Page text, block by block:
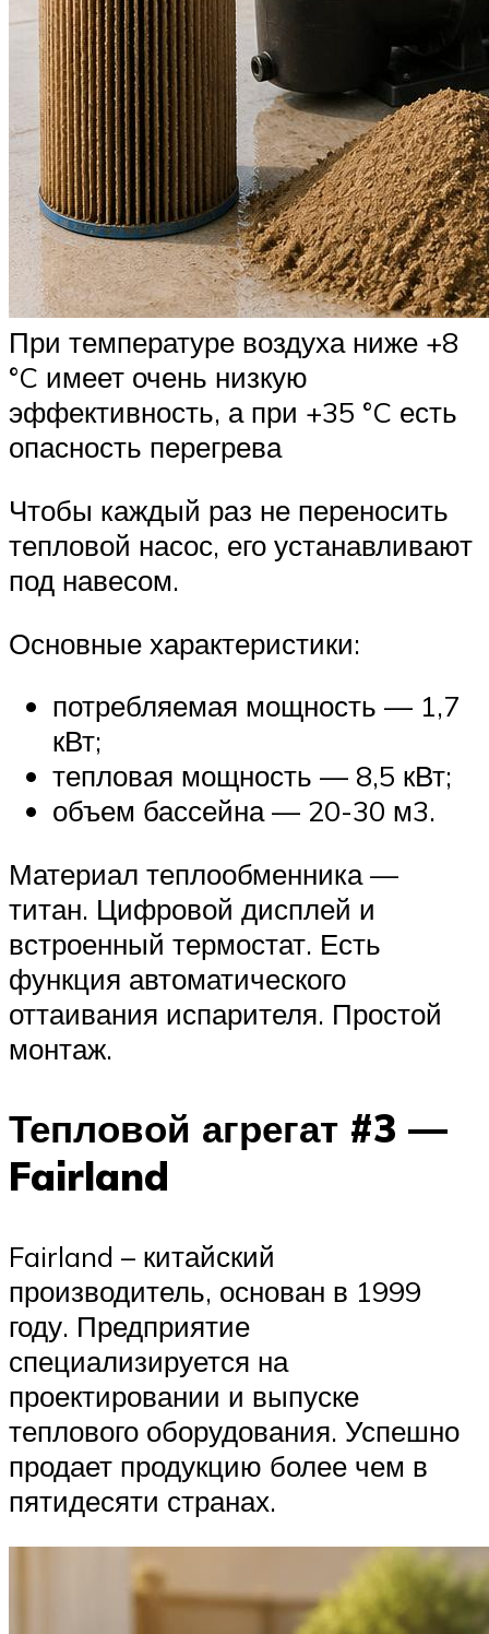
При температуре воздуха ниже +8
°C имеет очень низкую
эффективность, а при +35 °C есть
опасность перегрева
Чтобы каждый раз не переносить
тепловой насос, его устанавливают
под навесом.
Основные характеристики:
потребляемая мощность — 1,7
кВт;
тепловая мощность — 8,5 кВт;
объем бассейна — 20-30 м3.
Материал теплообменника —
титан. Цифровой дисплей и
встроенный термостат. Есть
функция автоматического
оттаивания испарителя. Простой
монтаж.
Тепловой агрегат #3 —
Fairland
Fairland – китайский
производитель, основан в 1999
году. Предприятие
специализируется на
проектировании и выпуске
теплового оборудования. Успешно
продает продукцию более чем в
пятидесяти странах.